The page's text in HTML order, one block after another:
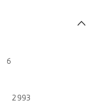
6
2 993